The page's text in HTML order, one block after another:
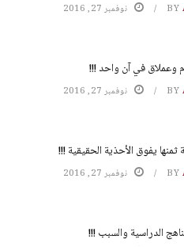
BY نوفمبر 27, 2016
وعملاق في آن واحد !!!
BY نوفمبر 27, 2016
يفوق الأحذية الحقيقية !!!
BY نوفمبر 27, 2016
الدراسية والسبب !!!